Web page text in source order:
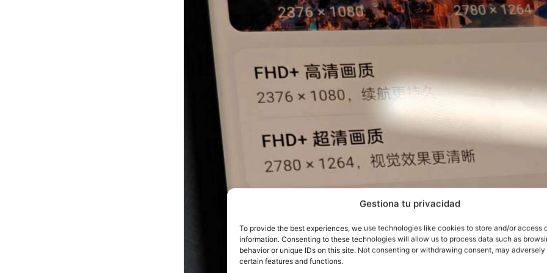
Gestiona tu privacidad
To provide the best experiences, we use technologies like cookies to store and/or access
information. Consenting to these technologies will allow us to process data such as
behavior or unique IDs on this site. Not consenting or withdrawing consent, may
certain features and functions.